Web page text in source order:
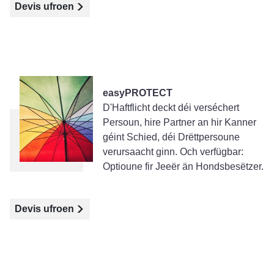
Devis ufroen
easyPROTECT
D'Haftflicht deckt déi verséchert
Persoun, hire Partner an hir Kanner
géint Schied, déi Drëttpersoune
verursaacht ginn. Och verfügbar:
Optioune fir Jeeër än Hondsbesëtzer.
Devis ufroen